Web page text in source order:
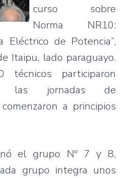
curso
sobre
Norma NR10:
Eléctrico de Potencia”,
Itaipu, lado paraguayo.
técnicos
participaron
las jornadas de
comenzaron a principios
el grupo Nº 7 y 8,
grupo integra unos